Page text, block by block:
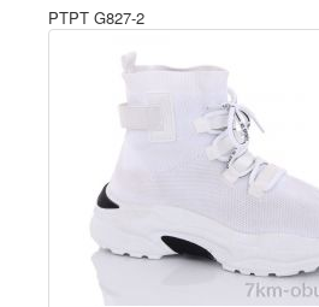
PTPT G827-2